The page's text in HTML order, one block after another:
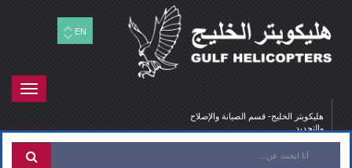
EN
هليكوبتر الخليج- قسم الصيانة والإصلاح
والتجديد
Imposter Investor Scam Alert